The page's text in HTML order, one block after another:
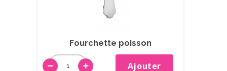
Fourchette poisson
Ajouter